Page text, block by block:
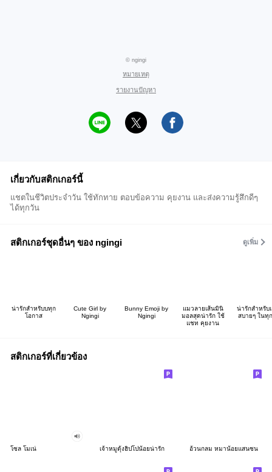
© ngingi
หมายเหตุ
รายงานปัญหา
เกี่ยวกับสติกเกอร์นี้
แชตในชีวิตประจำวัน ใช้ทักทาย ตอบข้อความ คุยงาน และส่งความรู้สึกดีๆ
ได้ทุกวัน
สติกเกอร์ชุดอื่นๆ ของ ngingi ดูเพิ่ม
น่ารักสำหรับบทุก
โอกาส
Cute Girl by
Ngingi
Bunny Emoji by
Ngingi
แมวลายเส้นมินิ
มอลสุดน่ารัก ใช้
แชท คุยงาน
น่ารักสำหรับ
สบายๆ ในทุ
สติกเกอร์ที่เกี่ยวข้อง
โซล โมเน่ เจ้าหมูดุ้งฮิปโปน้อยน่ารัก อ้วนกลม หมาน้อยแสนซน